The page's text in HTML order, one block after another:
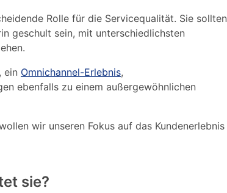
Rolle für die Servicequalität. Sie sollten
geschult sein, mit unterschiedlichsten
ein Omnichannel-Erlebnis,
ebenfalls zu einem außergewöhnlichen
wir unseren Fokus auf das Kundenerlebnis
sie?